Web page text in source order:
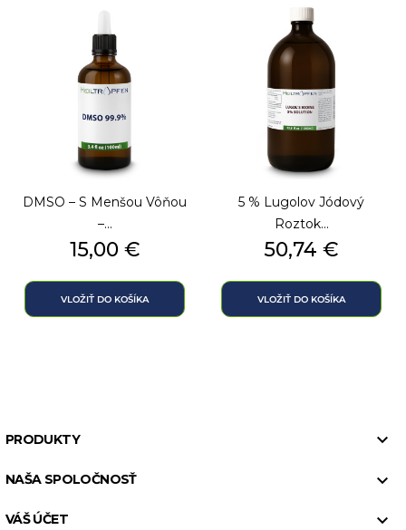
DMSO – S Menšou Vôňou
–...
Cena
15,00 €
VLOŽIŤ DO KOŠÍKA
5 % Lugolov Jódový
Roztok...
Cena
50,74 €
VLOŽIŤ DO KOŠÍKA
PRODUKTY 
NAŠA SPOLOČNOSŤ 
VÁŠ ÚČET 